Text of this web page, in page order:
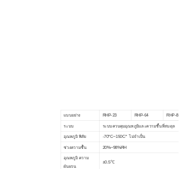
แบบอย่าง RHP-23 RHP-64 RHP-80
ระบบ ระบบควบคุมอุณหภูมิและความชื้นที่สมดุล
อุณหภูมิ พิสัย -70°C~150C° ไม่จำเป็น
ช่วงความชื้น 20%~98%RH
อุณหภูมิ ความ
ผันผวน
±0.5℃